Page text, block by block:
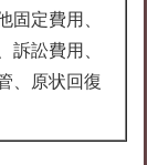
固定費用、
訴訟費用、
、原状回復